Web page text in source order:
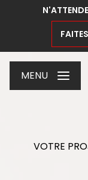
MENU
VOTRE